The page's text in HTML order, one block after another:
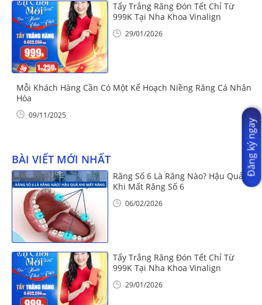
Tẩy Trắng Răng Đón Tết Chỉ Từ
999K Tại Nha Khoa Vinalign
29/01/2026
Mỗi Khách Hàng Cần Có Một Kế Hoạch Niềng Răng Cá Nhân
Hóa
09/11/2025
BÀI VIẾT MỚI NHẤT
Răng Số 6 Là Răng Nào? Hậu Quả
Khi Mất Răng Số 6
06/02/2026
Tẩy Trắng Răng Đón Tết Chỉ Từ
999K Tại Nha Khoa Vinalign
29/01/2026
Đăng ký ngay